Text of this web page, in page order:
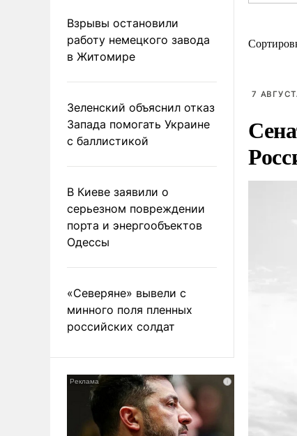
Взрывы остановили
работу немецкого завода
в Житомире
Зеленский объяснил отказ
Запада помогать Украине
с баллистикой
В Киеве заявили о
серьезном повреждении
порта и энергообъектов
Одессы
«Северяне» вывели с
минного поля пленных
российских солдат
7